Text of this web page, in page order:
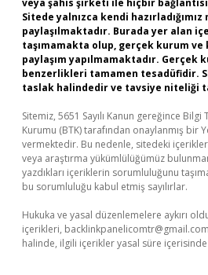
veya şahıs şirketi ile hiçbir
Sitede yalnızca kendi
paylaşılmaktadır. Burada yer alan
taşımamakta olup, gerçek kurum ve
paylaşım yapılmamaktadır. Gerçek
benzerlikleri tamamen tesadüfidir.
taslak halindedir ve tavsiye niteliği
Sitemiz, 5651 Sayılı Kanun gereğince
Kurumu (BTK) tarafından onaylanmış bir
vermektedir. Bu nedenle, sitedeki
veya araştırma yükümlülüğümüz
yazdıkları içeriklerin sorumluluğunu
bu sorumluluğu kabul etmiş sayılırlar.
Hukuka ve yasal düzenlemelere aykırı
içerikleri, backlinkpanelicomtr@gmail.com
halinde, ilgili içerikler yasal süre içerisinde